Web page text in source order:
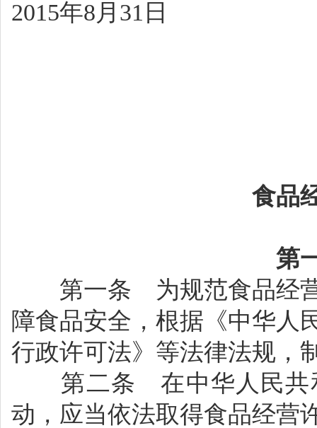
2015年8月31日
食品
第
第一条 为规范食品经营
障食品安全，根据《中华人
行政许可法》等法律法规，
第二条 在中华人民共和
动，应当依法取得食品经营